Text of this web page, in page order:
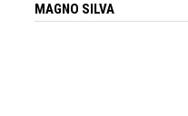
MAGNO SILVA